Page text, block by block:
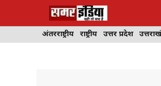
अंतरराष्ट्रीय राष्ट्रीय उत्तर प्रदेश